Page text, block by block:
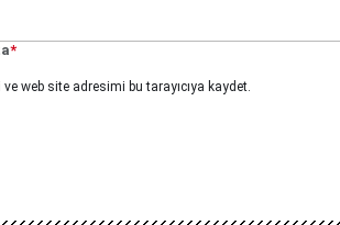
*
web site adresimi bu tarayıcıya kaydet.